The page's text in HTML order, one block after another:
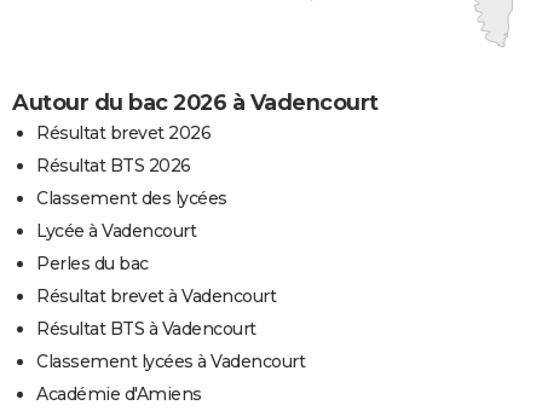
Autour du bac 2026 à Vadencourt
Résultat brevet 2026
Résultat BTS 2026
Classement des lycées
Lycée à Vadencourt
Perles du bac
Résultat brevet à Vadencourt
Résultat BTS à Vadencourt
Classement lycées à Vadencourt
Académie d'Amiens